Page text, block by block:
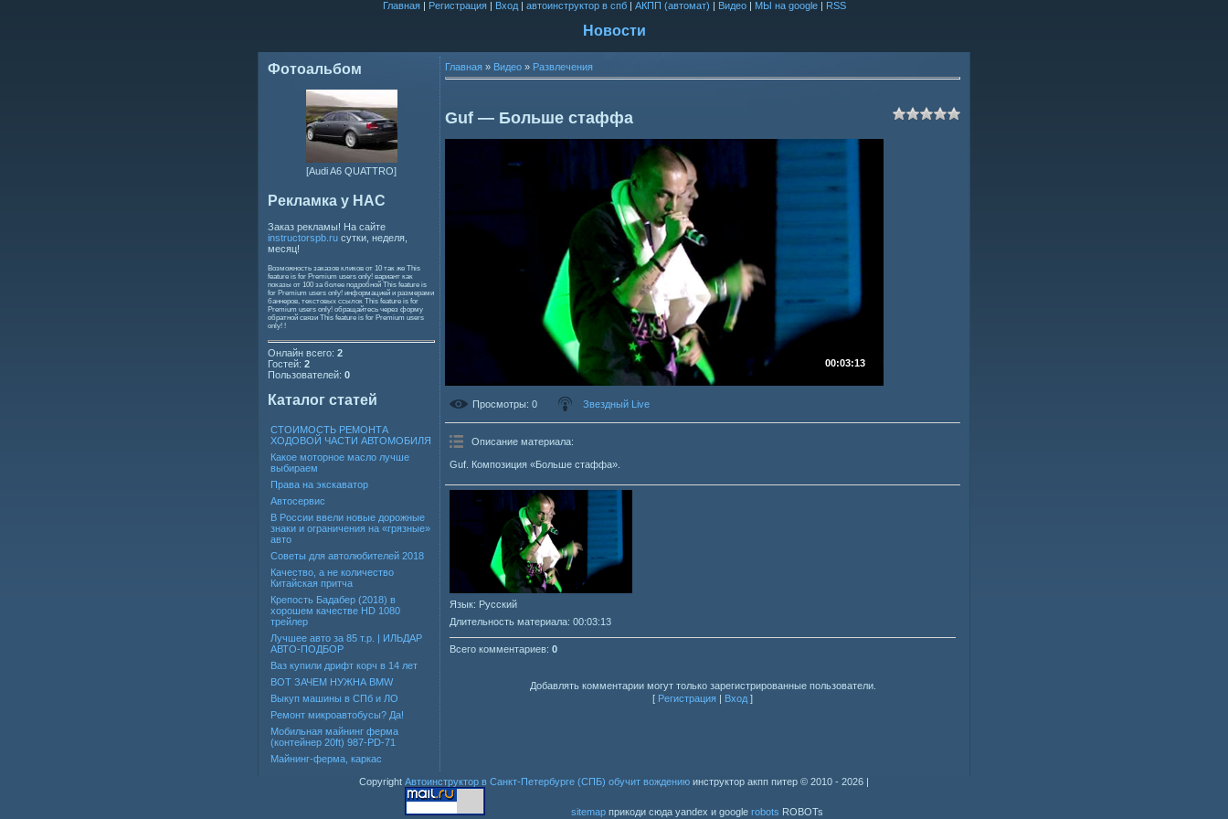
Главная| Регистрация| Вход| автоинструктор в спб| АКПП (автомат) | Видео| МЫ на google| RSS
Новости
Фотоальбом
[Audi A6 QUATTRO]
Рекламка у НАС
Заказ рекламы! На сайте
instructorspb.ru сутки, неделя,
месяц!
Возможность заказов кликов от 10 так же This
feature is for Premium users only! вариант как
показы от 100 за более подробной This feature is
for Premium users only! информацией и размерами
баннеров, текстовых ссылок This feature is for
Premium users only! обращайтесь через форму
обратной связи This feature is for Premium users
only! !
Онлайн всего: 2
Гостей: 2
Пользователей: 0
Каталог статей
СТОИМОСТЬ РЕМОНТА
ХОДОВОЙ ЧАСТИ АВТОМОБИЛЯ
Какое моторное масло лучше
выбираем
Права на экскаватор
Автосервис
В России ввели новые дорожные
знаки и ограничения на «грязные»
авто
Советы для автолюбителей 2018
Качество, а не количество
Китайская притча
Крепость Бадабер (2018) в
хорошем качестве HD 1080
трейлер
Лучшее авто за 85 т.р. | ИЛЬДАР
АВТО-ПОДБОР
Ваз купили дрифт корч в 14 лет
ВОТ ЗАЧЕМ НУЖНА BMW
Выкуп машины в СПб и ЛО
Ремонт микроавтобусы? Да!
Мобильная майнинг ферма
(контейнер 20ft) 987-PD-71
Майнинг-ферма, каркас
Главная » Видео » Развлечения
Guf — Больше стаффа
00:03:13
Просмотры: 0 Звездный Live
Описание материала:
Guf. Композиция «Больше стаффа».
Язык: Русский
Длительность материала: 00:03:13
Всего комментариев: 0
Добавлять комментарии могут только зарегистрированные пользователи.
[ Регистрация | Вход ]
Copyright Автоинструктор в Санкт-Петербурге (СПБ) обучит вождению инструктор акпп питер © 2010 - 2026 |
sitemap прикоди сюда yandex и google robots ROBOTs